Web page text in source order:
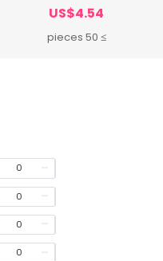
US$4.54
≥ 50 pieces
0
0
0
0